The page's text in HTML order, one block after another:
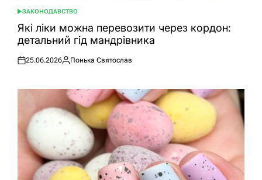
ОПУБЛІКУВАТИ
У
ЗАКОНОДАВСТВО
Які ліки можна перевозити через кордон:
детальний гід мандрівника
Оприлюднено
25.06.2026
Опубліковано
Понька Святослав